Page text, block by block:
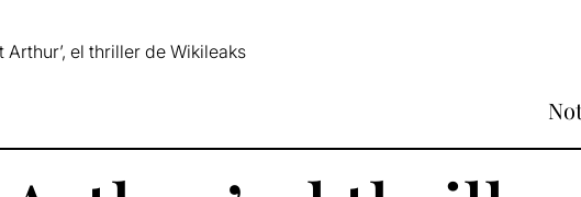
Arthur’, el thriller de Wikileaks